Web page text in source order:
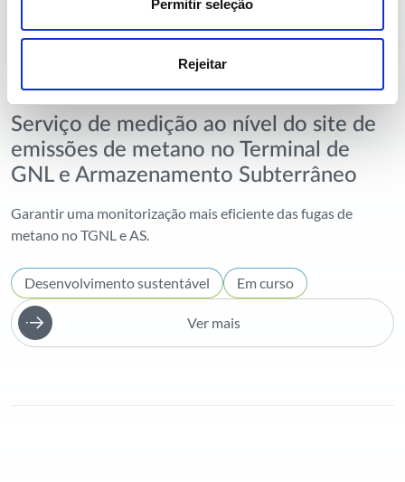
Permitir seleção
Rejeitar
Serviço de medição ao nível do site de
emissões de metano no Terminal de
GNL e Armazenamento Subterrâneo
Garantir uma monitorização mais eficiente das fugas de
metano no TGNL e AS.
Desenvolvimento sustentável Em curso
Ver mais